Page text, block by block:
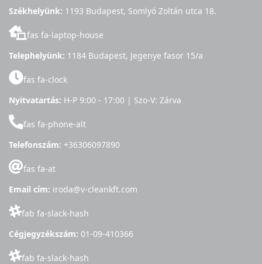
Székhelyünk: 1193 Budapest, Somlyó Zoltán utca 18.
fas fa-laptop-house
Telephelyünk: 1184 Budapest, Jegenye fasor 15/a
fas fa-clock
Nyitvatartás: H-P 9:00 - 17:00 | Szo-V: Zárva
fas fa-phone-alt
Telefonszám: +36306097890
fas fa-at
Email cím: iroda@v-cleankft.com
fab fa-slack-hash
Cégjegyzékszám: 01-09-410366
fab fa-slack-hash